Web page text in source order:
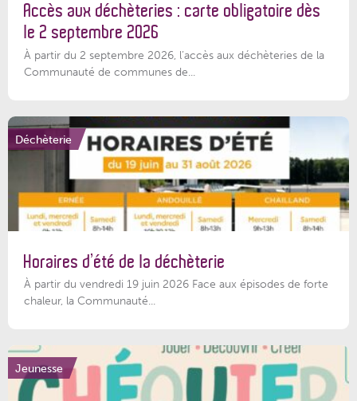
Accès aux déchèteries : carte obligatoire dès
le 2 septembre 2026
À partir du 2 septembre 2026, l’accès aux déchèteries de la
Communauté de communes de...
Déchèterie
Horaires d’été de la déchèterie
À partir du vendredi 19 juin 2026 Face aux épisodes de forte
chaleur, la Communauté...
Jeunesse